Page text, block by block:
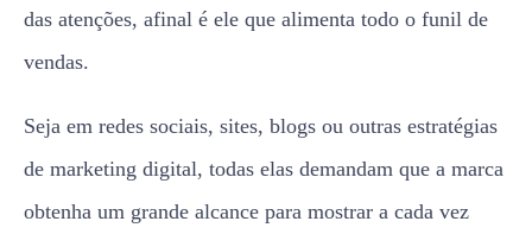
das atenções, afinal é ele que alimenta todo o funil de
vendas.
Seja em redes sociais, sites, blogs ou outras estratégias
de marketing digital, todas elas demandam que a marca
obtenha um grande alcance para mostrar a cada vez